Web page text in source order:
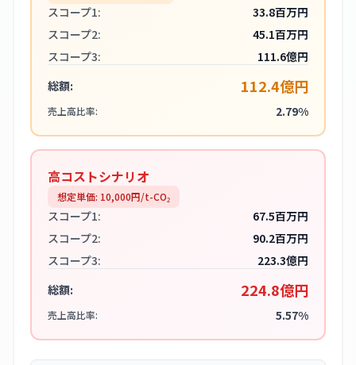
スコープ1:
33.8百万円
スコープ2:
45.1百万円
スコープ3:
111.6億円
総額:
112.4億円
売上高比率: 2.79%
高コストシナリオ
想定単価: 10,000円/t-CO₂
スコープ1:
67.5百万円
スコープ2:
90.2百万円
スコープ3:
223.3億円
総額:
224.8億円
売上高比率: 5.57%